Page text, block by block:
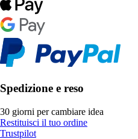
Spedizione e reso
30 giorni per cambiare idea
Restituisci il tuo ordine
Trustpilot